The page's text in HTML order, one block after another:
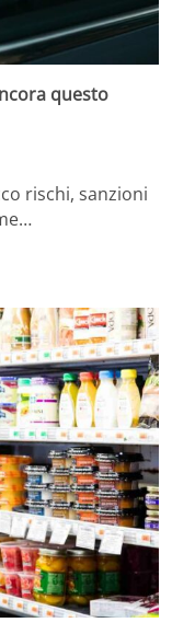
questo
rischi, sanzioni